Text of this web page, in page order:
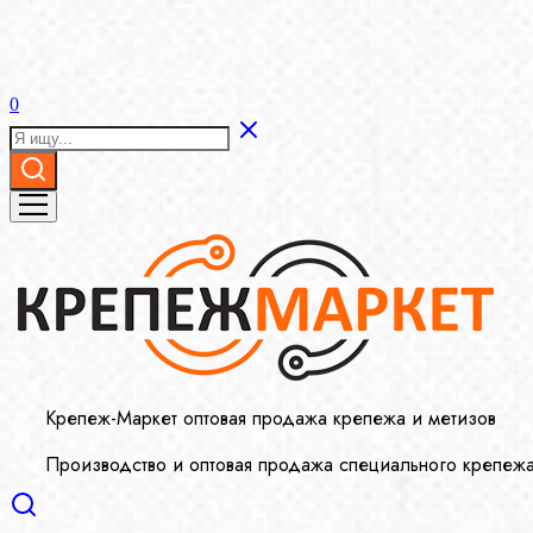
0
Крепеж-Маркет оптовая продажа крепежа и метизов
Производство и оптовая продажа специального